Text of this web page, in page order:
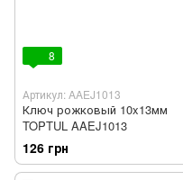
8
Артикул: AAEJ1013
Ключ рожковый 10x13мм
TOPTUL AAEJ1013
126 грн